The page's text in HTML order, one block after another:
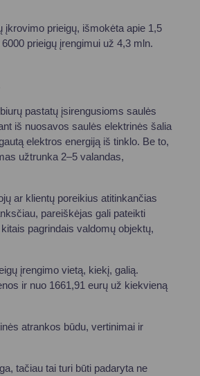
įkrovimo prieigų, išmokėta apie 1,5
prieigų įrengimui už 4,3 mln.
pastatų įsirengusioms saulės
iš nuosavos saulės elektrinės šalia
elektros energiją iš tinklo. Be to,
užtrunka 2–5 valandas,
ar klientų poreikius atitinkančias
pareiškėjas gali pateikti
pagrindais valdomų objektų,
įrengimo vietą, kiekį, galią.
ir nuo 1661,91 eurų už kiekvieną
atrankos būdu, vertinimai ir
tačiau tai turi būti padaryta ne